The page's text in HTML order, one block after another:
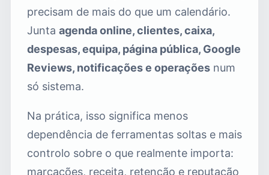
precisam de mais do que um calendário.
Junta agenda online, clientes, caixa,
despesas, equipa, página pública, Google
Reviews, notificações e operações num
só sistema.
Na prática, isso significa menos
dependência de ferramentas soltas e mais
controlo sobre o que realmente importa:
marcações, receita, retenção e reputação